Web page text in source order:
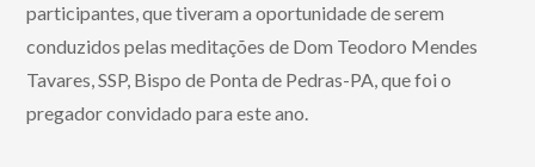
participantes, que tiveram a oportunidade de serem
conduzidos pelas meditações de Dom Teodoro Mendes
Tavares, SSP, Bispo de Ponta de Pedras-PA, que foi o
pregador convidado para este ano.